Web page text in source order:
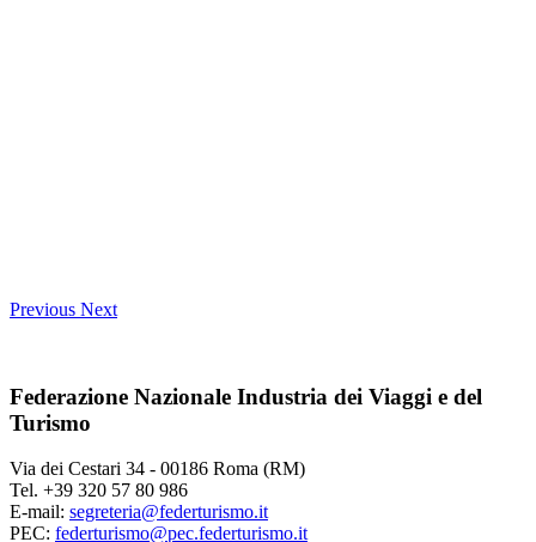
Previous Next
Federazione Nazionale Industria dei Viaggi e del
Turismo
Via dei Cestari 34 - 00186 Roma (RM)
Tel. +39 320 57 80 986
E-mail: segreteria@federturismo.it
PEC: federturismo@pec.federturismo.it